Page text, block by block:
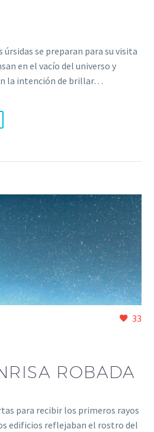
úrsidas se preparan para su visita
en el vacío del universo y
la intención de brillar…
33
ROBADA
para recibir los primeros rayos
edificios reflejaban el rostro del